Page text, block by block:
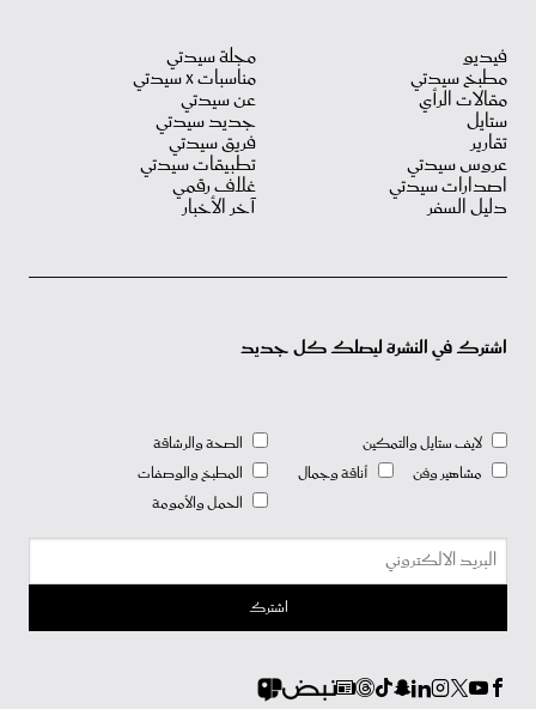
فيديو
مطبخ سيدتي
مقالات الرأي
ستايل
تقارير
عروس سيدتي
اصدارات سيدتي
دليل السفر
مجلة سيدتي
مناسبات X سيدتي
عن سيدتي
جديد سيدتي
فريق سيدتي
تطبيقات سيدتي
غلاف رقمي
آخر الأخبار
اشترك في النشرة ليصلك كل جديد
لايف ستايل والتمكين
مشاهير وفن
أناقة وجمال
الصحة والرشاقة
المطبخ والوصفات
الحمل والأمومة